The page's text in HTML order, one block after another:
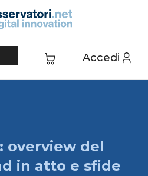
Accedi
overview del
in atto e sfide